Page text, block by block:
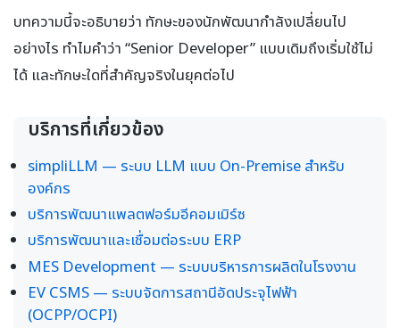
บทความนี้จะอธิบายว่า ทักษะของนักพัฒนากำลังเปลี่ยนไป
อย่างไร ทำไมคำว่า “Senior Developer” แบบเดิมถึงเริ่มใช้ไม่
ได้ และทักษะใดที่สำคัญจริงในยุคต่อไป
บริการที่เกี่ยวข้อง
simpliLLM — ระบบ LLM แบบ On-Premise สำหรับ
องค์กร
บริการพัฒนาแพลตฟอร์มอีคอมเมิร์ซ
บริการพัฒนาและเชื่อมต่อระบบ ERP
MES Development — ระบบบริหารการผลิตในโรงงาน
EV CSMS — ระบบจัดการสถานีอัดประจุไฟฟ้า
(OCPP/OCPI)